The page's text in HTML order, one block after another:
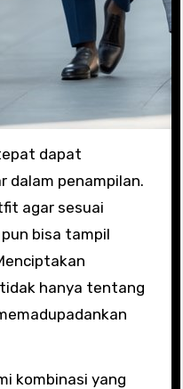
dapat
dalam penampilan.
agar sesuai
bisa tampil
hanya tentang
kombinasi yang